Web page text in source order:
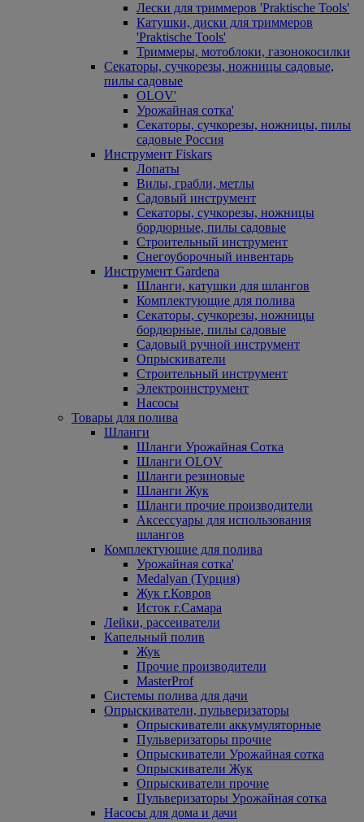
Лески для триммеров 'Praktische Tools'
Катушки, диски для триммеров
'Praktische Tools'
Триммеры, мотоблоки, газонокосилки
Секаторы, сучкорезы, ножницы садовые,
пилы садовые
OLOV'
Урожайная сотка'
Секаторы, сучкорезы, ножницы, пилы
садовые Россия
Инструмент Fiskars
Лопаты
Вилы, грабли, метлы
Садовый инструмент
Секаторы, сучкорезы, ножницы
бордюрные, пилы садовые
Строительный инструмент
Снегоуборочный инвентарь
Инструмент Gardena
Шланги, катушки для шлангов
Комплектующие для полива
Секаторы, сучкорезы, ножницы
бордюрные, пилы садовые
Садовый ручной инструмент
Опрыскиватели
Строительный инструмент
Электроинструмент
Насосы
Товары для полива
Шланги
Шланги Урожайная Сотка
Шланги OLOV
Шланги резиновые
Шланги Жук
Шланги прочие производители
Аксессуары для использования
шлангов
Комплектующие для полива
Урожайная сотка'
Medalyan (Турция)
Жук г.Ковров
Исток г.Самара
Лейки, рассеиватели
Капельный полив
Жук
Прочие производители
MasterProf
Системы полива для дачи
Опрыскиватели, пульверизаторы
Опрыскиватели аккумуляторные
Пульверизаторы прочие
Опрыскиватели Урожайная сотка
Опрыскиватели Жук
Опрыскиватели прочие
Пульверизаторы Урожайная сотка
Насосы для дома и дачи